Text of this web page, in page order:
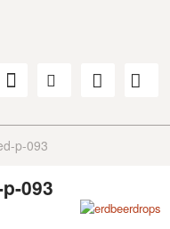
p-093
093